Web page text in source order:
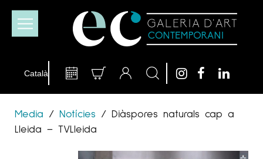
Media / Notícies / Diàspores naturals cap a
Lleida – TVLleida